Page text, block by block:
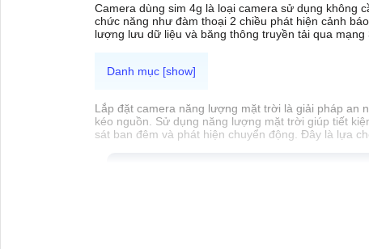
Camera dùng sim 4g là loại camera sử dụng không
chức năng như đàm thoại 2 chiều phát hiện cảnh
lượng lưu dữ liệu và băng thông truyền tải qua
Lắp đặt camera năng lượng mặt trời là giải pháp an
kéo nguồn. Sử dụng năng lượng mặt trời giúp tiết
sát ban đêm và phát hiện chuyển động. Đây là lựa